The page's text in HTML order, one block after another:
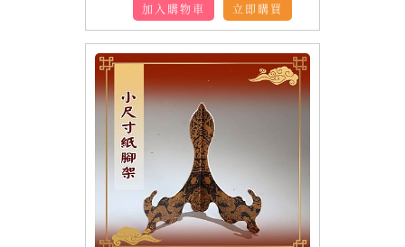
立即購買
加入購物車